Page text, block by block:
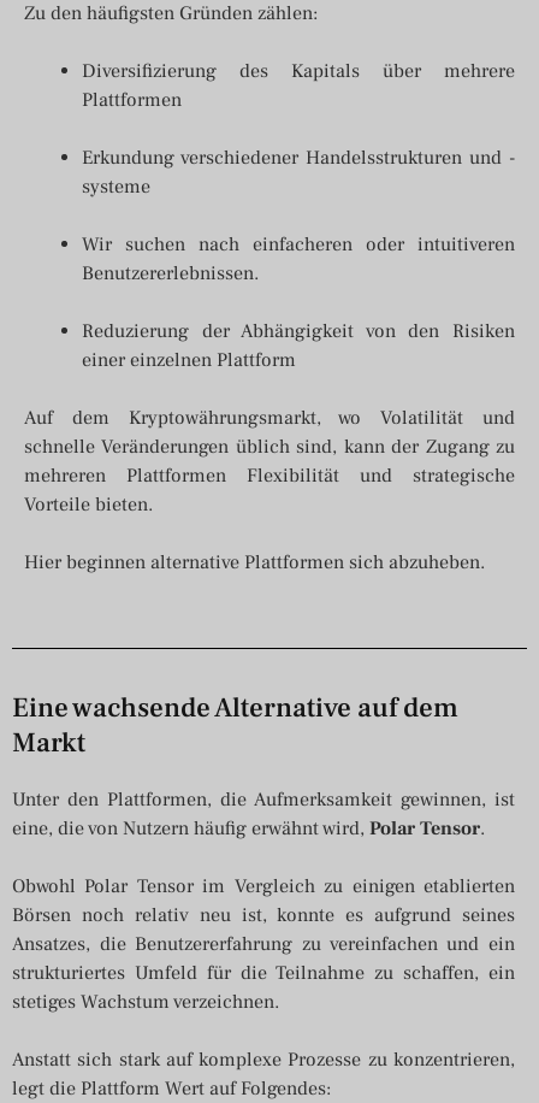
Zu den häufigsten Gründen zählen:
Diversifizierung des Kapitals über mehrere
Plattformen
Erkundung verschiedener Handelsstrukturen und -
systeme
Wir suchen nach einfacheren oder intuitiveren
Benutzererlebnissen.
Reduzierung der Abhängigkeit von den Risiken
einer einzelnen Plattform
Auf dem Kryptowährungsmarkt, wo Volatilität und
schnelle Veränderungen üblich sind, kann der Zugang zu
mehreren Plattformen Flexibilität und strategische
Vorteile bieten.
Hier beginnen alternative Plattformen sich abzuheben.
Eine wachsende Alternative auf dem
Markt
Unter den Plattformen, die Aufmerksamkeit gewinnen, ist
eine, die von Nutzern häufig erwähnt wird, Polar Tensor.
Obwohl Polar Tensor im Vergleich zu einigen etablierten
Börsen noch relativ neu ist, konnte es aufgrund seines
Ansatzes, die Benutzererfahrung zu vereinfachen und ein
strukturiertes Umfeld für die Teilnahme zu schaffen, ein
stetiges Wachstum verzeichnen.
Anstatt sich stark auf komplexe Prozesse zu konzentrieren,
legt die Plattform Wert auf Folgendes: